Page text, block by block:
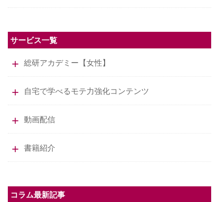
サービス一覧
総研アカデミー【女性】
自宅で学べるモテ力強化コンテンツ
動画配信
書籍紹介
コラム最新記事